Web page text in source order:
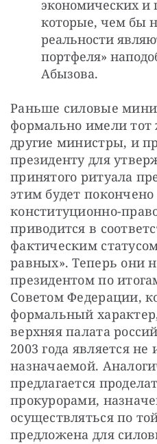
экономических и
которые, чем бы
реальности
портфеля»
Абызова.
Раньше силовые
формально имели тот
другие министры, и
президенту для
принятого ритуала
этим будет
конституционно-
приводится в
фактическим
равных». Теперь они
президентом по
Советом Федерации,
формальный
верхняя палата
2003 года является
назначаемой.
предлагается
прокурорами,
осуществляться по
предложена для